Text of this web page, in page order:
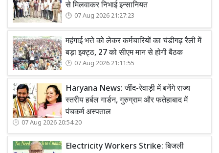
से मिलवाकर निभाई इन्सानियत
07 Aug 2026 21:27:23
महंगाई भत्ते को लेकर कर्मचारियों का चंडीगढ़ रैली में
बड़ा इक्ट्ठ, 27 को सीएम मान से होगी बैठक
07 Aug 2026 21:11:55
Haryana News: जींद-रेवाड़ी में बनेंगे राज्य
स्तरीय हर्बल गार्डन, गुरुग्राम और फतेहाबाद में
पंचकर्म अस्पताल
07 Aug 2026 20:54:20
Electricity Workers Strike: बिजली